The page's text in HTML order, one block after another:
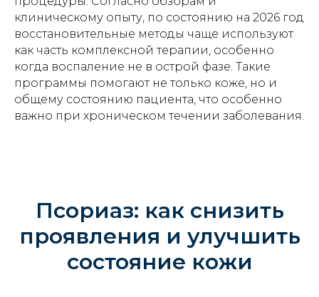
клиническому опыту, по состоянию на 2026 год
восстановительные методы чаще используют
как часть комплексной терапии, особенно
когда воспаление не в острой фазе. Такие
программы помогают не только коже, но и
общему состоянию пациента, что особенно
важно при хроническом течении заболевания.
Псориаз: как снизить
проявления и улучшить
состояние кожи